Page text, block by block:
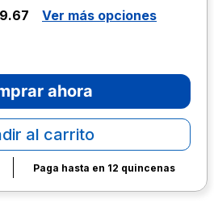
Ver más opciones
ahora
al carrito
Paga hasta en 12 quincenas